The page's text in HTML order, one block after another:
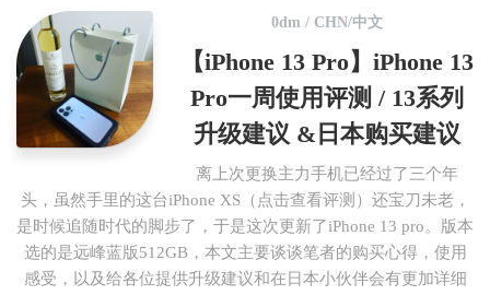
0dm / CHN/中文
【iPhone 13 Pro】iPhone 13
Pro一周使用评测 / 13系列
升级建议 &日本购买建议
离上次更换主力手机已经过了三个年
头，虽然手里的这台iPhone XS（点击查看评测）还宝刀未老，
是时候追随时代的脚步了，于是这次更新了iPhone 13 pro。版本
选的是远峰蓝版512GB，本文主要谈谈笔者的购买心得，使用
感受，以及给各位提供升级建议和在日本小伙伴会有更加详细